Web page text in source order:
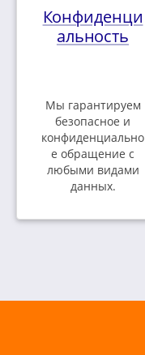
Конфиденци
альность
Мы гарантируем
безопасное и
конфиденциально
е обращение с
любыми видами
данных.